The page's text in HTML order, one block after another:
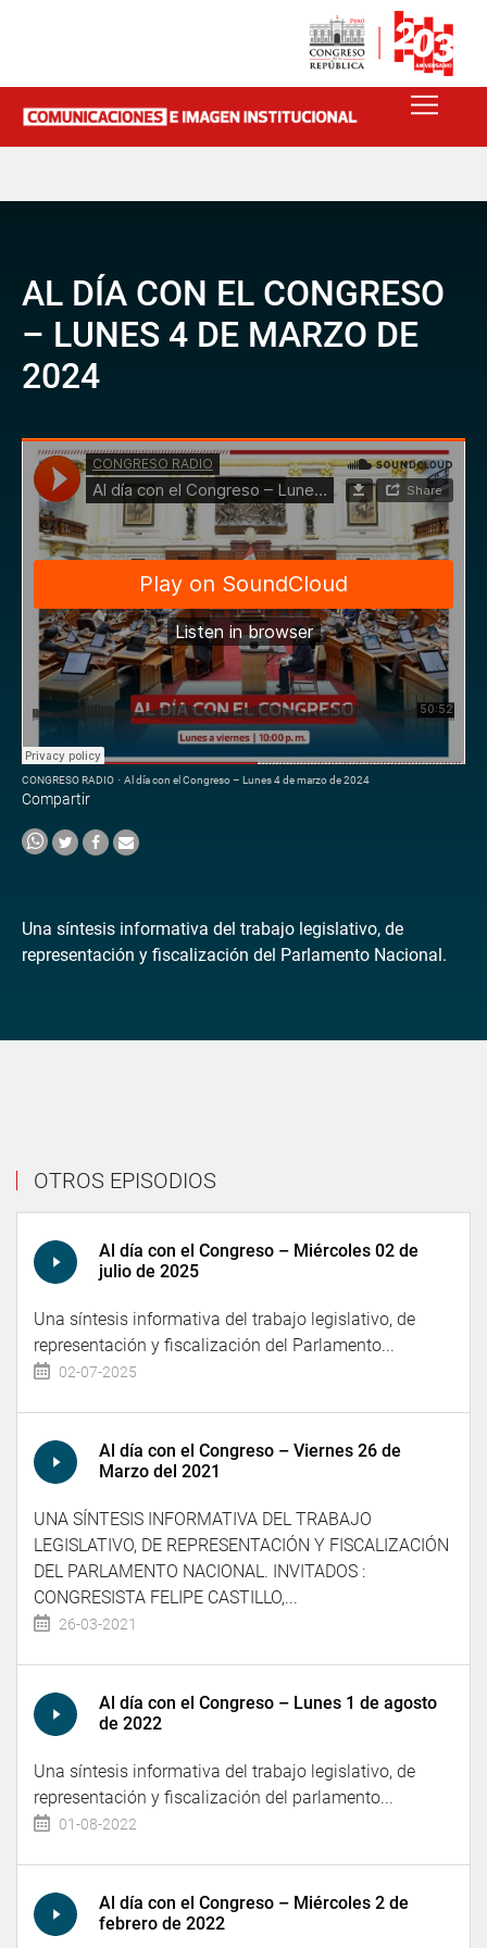
AL DÍA CON EL CONGRESO
– LUNES 4 DE MARZO DE
2024
CONGRESO RADIO · Al día con el Congreso – Lunes 4 de marzo de 2024
Compartir
Una síntesis informativa del trabajo legislativo, de
representación y fiscalización del Parlamento Nacional.
OTROS EPISODIOS
Al día con el Congreso – Miércoles 02 de
julio de 2025
Una síntesis informativa del trabajo legislativo, de
representación y fiscalización del Parlamento...
02-07-2025
Al día con el Congreso – Viernes 26 de
Marzo del 2021
UNA SÍNTESIS INFORMATIVA DEL TRABAJO
LEGISLATIVO, DE REPRESENTACIÓN Y FISCALIZACIÓN
DEL PARLAMENTO NACIONAL. INVITADOS :
CONGRESISTA FELIPE CASTILLO,...
26-03-2021
Al día con el Congreso – Lunes 1 de agosto
de 2022
Una síntesis informativa del trabajo legislativo, de
representación y fiscalización del parlamento...
01-08-2022
Al día con el Congreso – Miércoles 2 de
febrero de 2022